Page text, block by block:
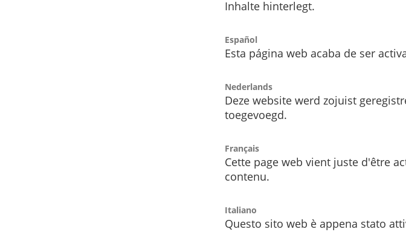
Inhalte hinterlegt.
Español
Esta página web acaba de ser
Nederlands
Deze website werd zojuist
toegevoegd.
Français
Cette page web vient juste d'être
contenu.
Italiano
Questo sito web è appena stato